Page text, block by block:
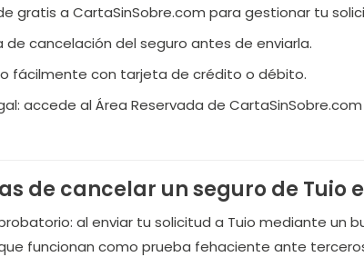
gratis a CartaSinSobre.com para gestionar tu
de cancelación del seguro antes de enviarla.
fácilmente con tarjeta de crédito o débito.
accede al Área Reservada de
de cancelar un seguro de Tuio
al enviar tu solicitud a Tuio mediante un
funcionan como prueba fehaciente ante